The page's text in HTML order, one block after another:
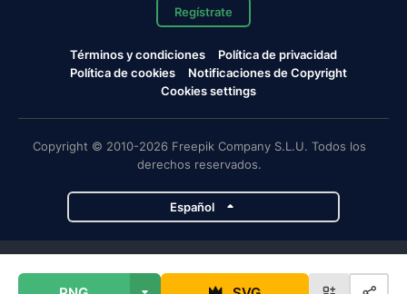
Regístrate
Términos y condiciones
Política de privacidad
Política de cookies
Notificaciones de Copyright
Cookies settings
Copyright © 2010-2026 Freepik Company S.L.U. Todos los
derechos reservados.
Español